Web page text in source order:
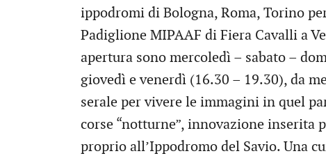
ippodromi di Bologna, Roma, Torino
Padiglione MIPAAF di Fiera Cavalli a
apertura sono mercoledì – sabato –
giovedì e venerdì (16.30 – 19.30), da
serale per vivere le immagini in quel
corse “notturne”, innovazione inserita
proprio all’Ippodromo del Savio. Una